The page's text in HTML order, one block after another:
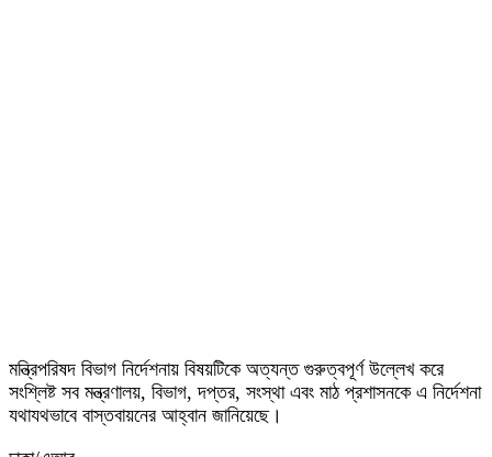
মন্ত্রিপরিষদ বিভাগ নির্দেশনায় বিষয়টিকে অত্যন্ত গুরুত্বপূর্ণ উল্লেখ করে
সংশ্লিষ্ট সব মন্ত্রণালয়, বিভাগ, দপ্তর, সংস্থা এবং মাঠ প্রশাসনকে এ নির্দেশনা
যথাযথভাবে বাস্তবায়নের আহ্বান জানিয়েছে।